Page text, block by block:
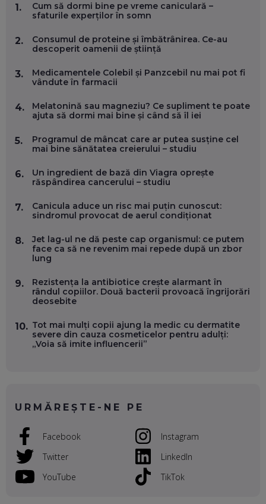
FOLOSEȘTI TEHNOLOGIA CA SĂ FII MAI BUN LA JOB. ȘI CUM
SE VA SCHIMBA MUNCA, ÎN URMĂTORII ANI
FOLOSEȘTI TEHNOLOGIA CA SĂ ÎȚI DESCHIZI DRUMUL
CĂTRE ARTĂ, LA NIVEL GLOBAL
ANDREI AVĂDANEI, BIT SENTINEL: CUM ÎȚI PROTEJEZI
CARIERĂ DE „HACKER CU PERMIS”
EP. 56
DOINA VÎLCEANU, CONTENTSPEED: VREI SUCCES ONLINE?
EP. 55
OLIVIU MATEI, HOLISUN: SOFTWARE DE LA CLUJ PENTRU
WASHINGTON, OCHELARI INTELIGENȚI ȘI FERME
VALENTIN VANCEA, CEO AL PATRIA BANK: AUTOMATIZĂM
INSTITUȚIILE STATULUI?
EP. 53
DERULO, STEVEN BARTLETT ȘI ALȚI PESTE 60 DE
EP. 51
RADU MOȚOC, TECHSOUP: O TREIME DINTRE
PARTICIPANȚII LA DEZBATERILE DE PE REȚELE SOCIALE
1.
Cum să dormi bine pe vreme caniculară –
sfaturile experților în somn
2.
Consumul de proteine și îmbătrânirea. Ce-au
descoperit oamenii de știință
3.
Medicamentele Colebil și Panzcebil nu mai pot fi
vândute în farmacii
4.
Melatonină sau magneziu? Ce supliment te poate
ajuta să dormi mai bine și când să îl iei
5.
Programul de mâncat care ar putea susține cel
mai bine sănătatea creierului – studiu
6.
Un ingredient de bază din Viagra oprește
răspândirea cancerului – studiu
7.
Canicula aduce un risc mai puțin cunoscut:
sindromul provocat de aerul condiționat
8.
Jet lag-ul ne dă peste cap organismul: ce putem
face ca să ne revenim mai repede după un zbor
lung
9.
Rezistența la antibiotice crește alarmant în
rândul copiilor. Două bacterii provoacă îngrijorări
deosebite
10. Tot mai mulți copii ajung la medic cu dermatite
severe din cauza cosmeticelor pentru adulți:
„Voia să imite influencerii”
URMĂREȘTE-NE PE
Facebook
Twitter
YouTube
Instagram
LinkedIn
TikTok